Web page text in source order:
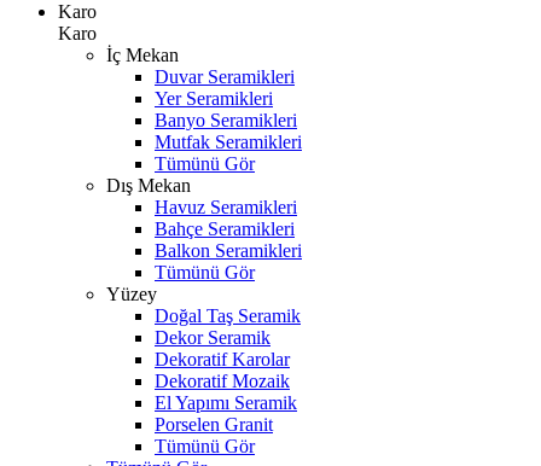
Karo
Karo
İç Mekan
Duvar Seramikleri
Yer Seramikleri
Banyo Seramikleri
Mutfak Seramikleri
Tümünü Gör
Dış Mekan
Havuz Seramikleri
Bahçe Seramikleri
Balkon Seramikleri
Tümünü Gör
Yüzey
Doğal Taş Seramik
Dekor Seramik
Dekoratif Karolar
Dekoratif Mozaik
El Yapımı Seramik
Porselen Granit
Tümünü Gör